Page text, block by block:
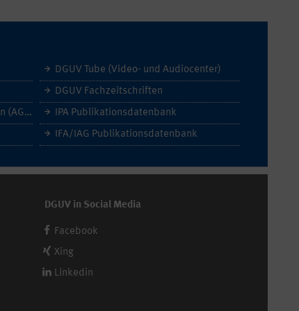
Allgemeine Geschäftsbedingungen (AGB)
DGUV Tube (Video- und Audiocenter)
DGUV Fachzeitschriften
IPA Publikationsdatenbank
IFA/IAG Publikationsdatenbank
DGUV in Social Media
Facebook
Xing
Linkedin